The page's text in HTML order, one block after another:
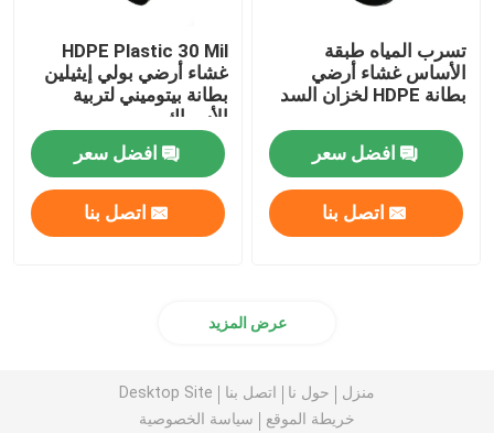
تسرب المياه طبقة
الأساس غشاء أرضي
بطانة HDPE لخزان السد
افضل سعر
اتصل بنا
HDPE Plastic 30 Mil
غشاء أرضي بولي إيثيلين
بطانة بيتوميني لتربية
الأسماك
افضل سعر
اتصل بنا
عرض المزيد
منزل حول نا اتصل بنا
Desktop Site
خريطة الموقع
سياسة الخصوصية